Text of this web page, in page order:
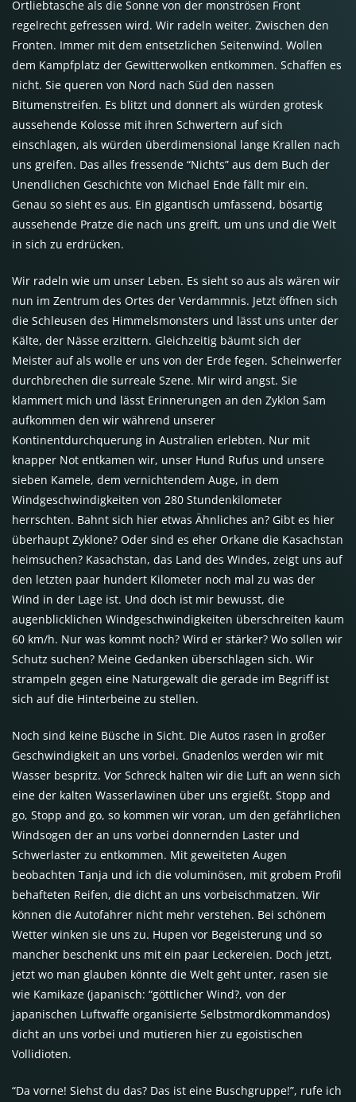
Ortliebtasche als die Sonne von der monströsen Front
regelrecht gefressen wird. Wir radeln weiter. Zwischen den
Fronten. Immer mit dem entsetzlichen Seitenwind. Wollen
dem Kampfplatz der Gewitterwolken entkommen. Schaffen es
nicht. Sie queren von Nord nach Süd den nassen
Bitumenstreifen. Es blitzt und donnert als würden grotesk
aussehende Kolosse mit ihren Schwertern auf sich
einschlagen, als würden überdimensional lange Krallen nach
uns greifen. Das alles fressende “Nichts” aus dem Buch der
Unendlichen Geschichte von Michael Ende fällt mir ein.
Genau so sieht es aus. Ein gigantisch umfassend, bösartig
aussehende Pratze die nach uns greift, um uns und die Welt
in sich zu erdrücken.
Wir radeln wie um unser Leben. Es sieht so aus als wären wir
nun im Zentrum des Ortes der Verdammnis. Jetzt öffnen sich
die Schleusen des Himmelsmonsters und lässt uns unter der
Kälte, der Nässe erzittern. Gleichzeitig bäumt sich der
Meister auf als wolle er uns von der Erde fegen. Scheinwerfer
durchbrechen die surreale Szene. Mir wird angst. Sie
klammert mich und lässt Erinnerungen an den Zyklon Sam
aufkommen den wir während unserer
Kontinentdurchquerung in Australien erlebten. Nur mit
knapper Not entkamen wir, unser Hund Rufus und unsere
sieben Kamele, dem vernichtendem Auge, in dem
Windgeschwindigkeiten von 280 Stundenkilometer
herrschten. Bahnt sich hier etwas Ähnliches an? Gibt es hier
überhaupt Zyklone? Oder sind es eher Orkane die Kasachstan
heimsuchen? Kasachstan, das Land des Windes, zeigt uns auf
den letzten paar hundert Kilometer noch mal zu was der
Wind in der Lage ist. Und doch ist mir bewusst, die
augenblicklichen Windgeschwindigkeiten überschreiten kaum
60 km/h. Nur was kommt noch? Wird er stärker? Wo sollen wir
Schutz suchen? Meine Gedanken überschlagen sich. Wir
strampeln gegen eine Naturgewalt die gerade im Begriff ist
sich auf die Hinterbeine zu stellen.
Noch sind keine Büsche in Sicht. Die Autos rasen in großer
Geschwindigkeit an uns vorbei. Gnadenlos werden wir mit
Wasser bespritz. Vor Schreck halten wir die Luft an wenn sich
eine der kalten Wasserlawinen über uns ergießt. Stopp and
go, Stopp and go, so kommen wir voran, um den gefährlichen
Windsogen der an uns vorbei donnernden Laster und
Schwerlaster zu entkommen. Mit geweiteten Augen
beobachten Tanja und ich die voluminösen, mit grobem Profil
behafteten Reifen, die dicht an uns vorbeischmatzen. Wir
können die Autofahrer nicht mehr verstehen. Bei schönem
Wetter winken sie uns zu. Hupen vor Begeisterung und so
mancher beschenkt uns mit ein paar Leckereien. Doch jetzt,
jetzt wo man glauben könnte die Welt geht unter, rasen sie
wie Kamikaze (japanisch: “göttlicher Wind?, von der
japanischen Luftwaffe organisierte Selbstmordkommandos)
dicht an uns vorbei und mutieren hier zu egoistischen
Vollidioten.
“Da vorne! Siehst du das? Das ist eine Buschgruppe!”, rufe ich